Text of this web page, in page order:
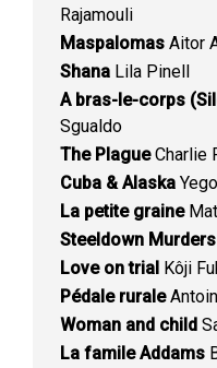
Rajamouli
Maspalomas Aitor
Shana Lila Pinell
A bras-le-corps
Sgualdo
The PlagueCharlie
Cuba & Alaska
La petite graine
Steeldown Murders
Love on trial Kôji
Pédale rurale
Woman and child
La famile Addams